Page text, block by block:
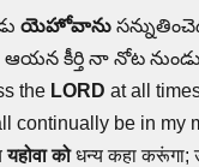
యెహోవాను
కీర్తి నా నోట
the LORD at all
continually be in my
यहोवा कोधन्य कहा करूंगा;